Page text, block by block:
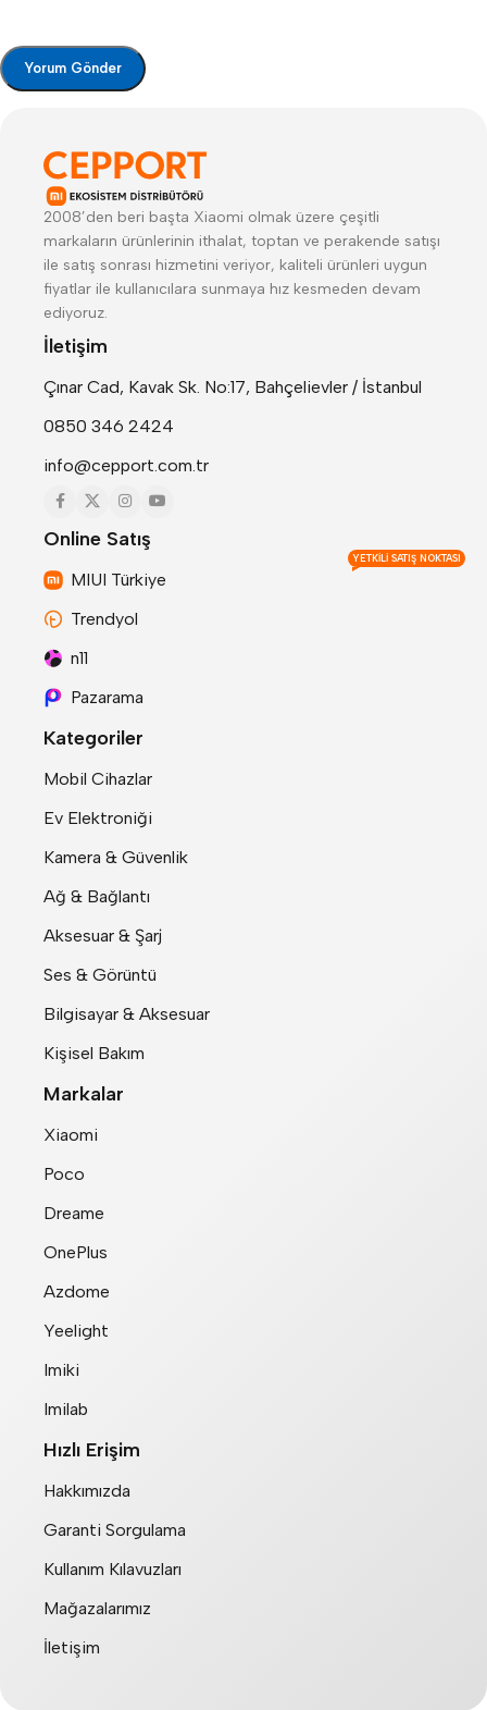
2008’den beri başta Xiaomi olmak üzere çeşitli
markaların ürünlerinin ithalat, toptan ve perakende satışı
ile satış sonrası hizmetini veriyor, kaliteli ürünleri uygun
fiyatlar ile kullanıcılara sunmaya hız kesmeden devam
ediyoruz.
İletişim
Çınar Cad, Kavak Sk. No:17, Bahçelievler / İstanbul
0850 346 2424
info@cepport.com.tr
Online Satış
MIUI Türkiye
YETKILI SATIŞ NOKTASI
Trendyol
n11
Pazarama
Kategoriler
Mobil Cihazlar
Ev Elektroniği
Kamera & Güvenlik
Ağ & Bağlantı
Aksesuar & Şarj
Ses & Görüntü
Bilgisayar & Aksesuar
Kişisel Bakım
Markalar
Xiaomi
Poco
Dreame
OnePlus
Azdome
Yeelight
Imiki
Imilab
Hızlı Erişim
Hakkımızda
Garanti Sorgulama
Kullanım Kılavuzları
Mağazalarımız
İletişim